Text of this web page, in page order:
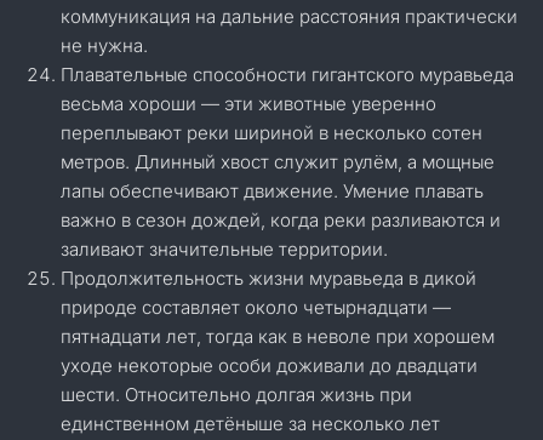
коммуникация на дальние расстояния практически
не нужна.
Плавательные способности гигантского муравьеда
весьма хороши — эти животные уверенно
переплывают реки шириной в несколько сотен
метров. Длинный хвост служит рулём, а мощные
лапы обеспечивают движение. Умение плавать
важно в сезон дождей, когда реки разливаются и
заливают значительные территории.
Продолжительность жизни муравьеда в дикой
природе составляет около четырнадцати —
пятнадцати лет, тогда как в неволе при хорошем
уходе некоторые особи доживали до двадцати
шести. Относительно долгая жизнь при
единственном детёныше за несколько лет